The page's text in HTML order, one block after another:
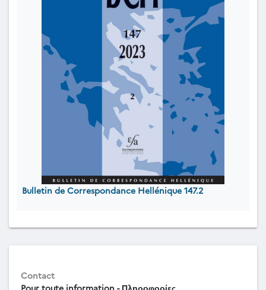
Bulletin de Correspondance Hellénique 147.2
Contact
Pour toute information - Πληροφορίες